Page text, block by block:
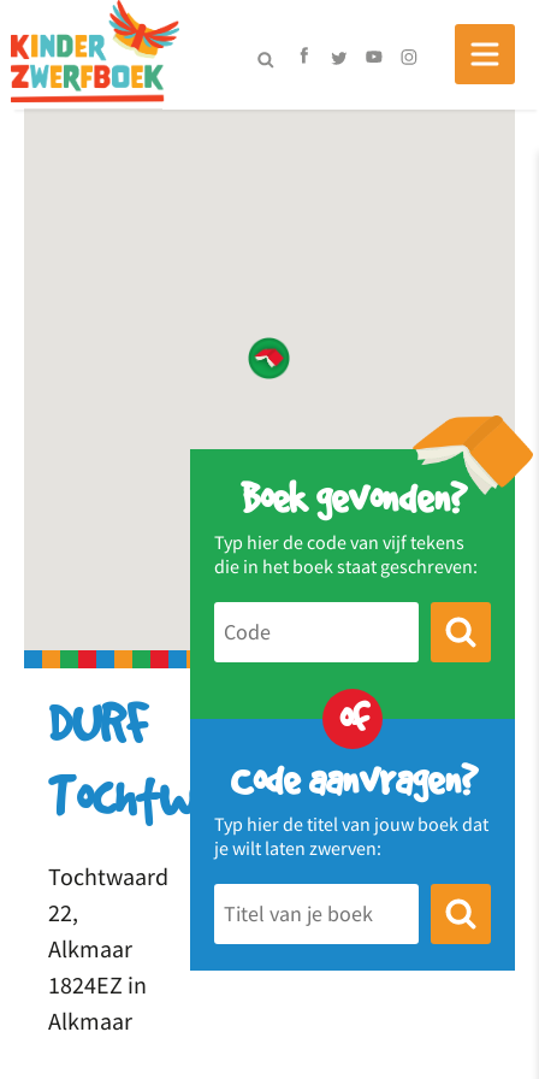
Boek gevonden?
Typ hier de code van vijf tekens
die in het boek staat geschreven:
of
Code aanvragen?
Typ hier de titel van jouw boek dat
je wilt laten zwerven:
DURF
Tochtwaard
Tochtwaard
22,
Alkmaar
1824EZ in
Alkmaar